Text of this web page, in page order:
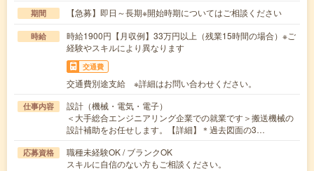
期間 【急募】即日～長期※開始時期についてはご相談ください
時給
時給1900円【月収例】33万円以上（残業15時間の場合）※ご
経験やスキルにより異なります
交通費
交通費別途支給 ※詳細はお問い合わせください。
仕事内容
設計（機械・電気・電子）
＜大手総合エンジニアリング企業での就業です＞搬送機械の
設計補助をお任せします。【詳細】＊過去図面の3…
応募資格
職種未経験OK / ブランクOK
スキルに自信のない方もご相談ください。